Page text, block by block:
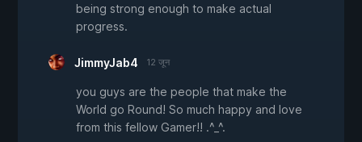
being strong enough to make actual
progress.
JimmyJab4 12 जून
you guys are the people that make the
World go Round! So much happy and love
from this fellow Gamer!! .^_^.